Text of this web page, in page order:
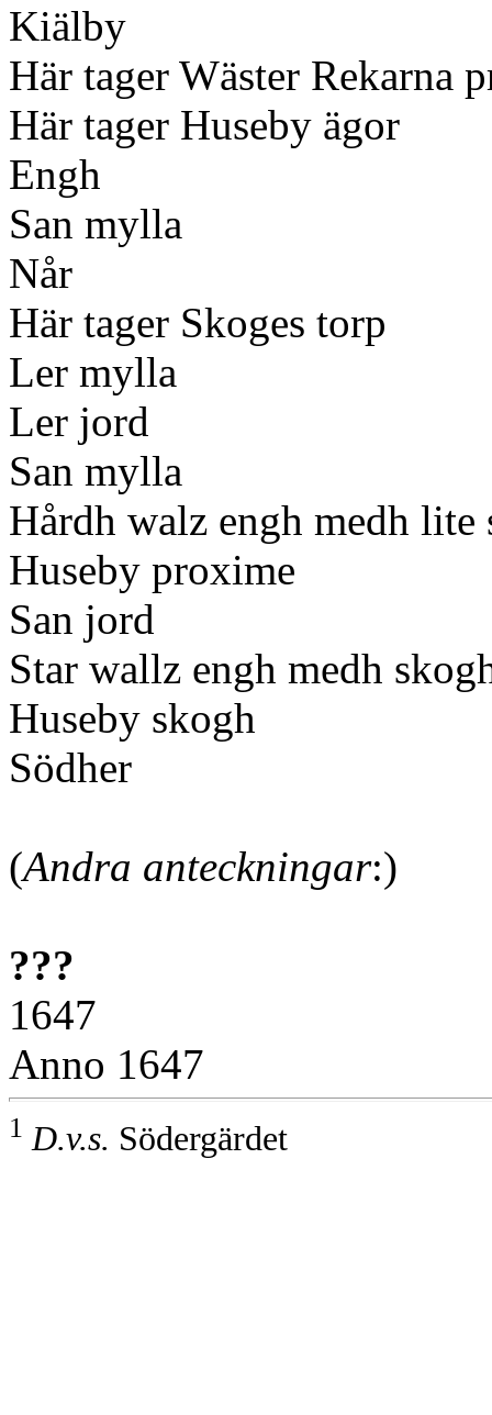
Kiälby
Här tager Wäster Rekarna
Här tager Huseby ägor
Engh
San mylla
Når
Här tager Skoges torp
Ler mylla
Ler jord
San mylla
Hårdh walz engh medh
Huseby proxime
San jord
Star wallz engh medh
Huseby skogh
Södher
(Andra anteckningar:)
???
1647
Anno 1647
1 D.v.s. Södergärdet